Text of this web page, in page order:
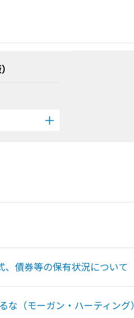
債券等の保有状況について
（モーガン・ハーティング）